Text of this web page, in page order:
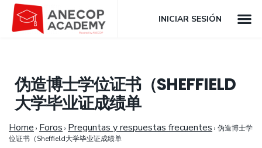
INICIAR SESIÓN
伪造博士学位证书（SHEFFIELD
大学毕业证成绩单
Home › Foros › Preguntas y respuestas frecuentes › 伪造博士学
位证书（Sheffield大学毕业证成绩单